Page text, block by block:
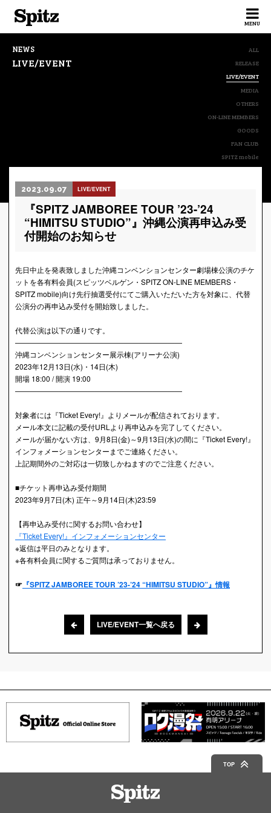
MENU
NEWS
LIVE/EVENT
ALL
RELEASE
LIVE/EVENT
MEDIA
OTHERS
ON-LINE MEMBERS
GOODS
FAN CLUB
SPITZ mobile
2023.09.07 LIVE/EVENT
『SPITZ JAMBOREE TOUR ’23-’24
“HIMITSU STUDIO”』沖縄公演再申込み受
付開始のお知らせ
先日中止を発表致しました沖縄コンベンションセンター劇場棟公演のチケ
ットを各有料会員(スピッツベルゲン・SPITZ ON-LINE MEMBERS・
SPITZ mobile)向け先行抽選受付にてご購入いただいた方を対象に、代替
公演分の再申込み受付を開始致しました。
代替公演は以下の通りです。
———————————————————————
沖縄コンベンションセンター展示棟(アリーナ公演)
2023年12月13日(水)・14日(木)
開場 18:00 / 開演 19:00
———————————————————————
対象者には『Ticket Every!』よりメールが配信されております。
メール本文に記載の受付URLより再申込みを完了してください。
メールが届かない方は、9月8日(金)～9月13日(水)の間に『Ticket Every!』
インフォメーションセンターまでご連絡ください。
上記期間外のご対応は一切致しかねますのでご注意ください。
■チケット再申込み受付期間
2023年9月7日(木) 正午～9月14日(木)23:59
【再申込み受付に関するお問い合わせ】
『Ticket Every!』インフォメーションセンター
※返信は平日のみとなります。
※各有料会員に関するご質問は承っておりません。
☞ 『SPITZ JAMBOREE TOUR ’23-’24 “HIMITSU STUDIO”』情報
LIVE/EVENT一覧へ戻る
TOP